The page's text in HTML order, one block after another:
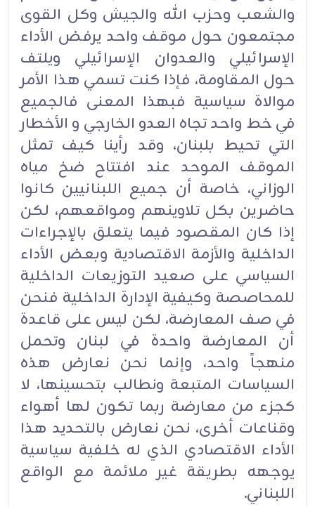
والشعب وحزب الله والجيش وكل القوى
مجتمعون حول موقف واحد يرفض الأداء
الإسرائيلي والعدوان الإسرائيلي ويلتف
حول المقاومة، فإذا كنت تسمي هذا الأمر
موالاة سياسية فبهذا المعنى فالجميع
في خط واحد تجاه العدو الخارجي و الأخطار
التي تحيط بلبنان، وقد رأينا كيف تمثل
الموقف الموحد عند افتتاح ضخ مياه
الوزاني، خاصة أن جميع اللبنانيين كانوا
حاضرين بكل تلاوينهم ومواقعهم، لكن
إذا كان المقصود فيما يتعلق بالإجراءات
الداخلية والأزمة الاقتصادية وبعض الأداء
السياسي على صعيد التوزيعات الداخلية
للمحاصصة وكيفية الإدارة الداخلية فنحن
في صف المعارضة، لكن ليس على قاعدة
أن المعارضة واحدة في لبنان وتحمل
منهجاً واحد، وإنما نحن نعارض هذه
السياسات المتبعة ونطالب بتحسينها، لا
كجزء من معارضة ربما تكون لها أهواء
وقناعات أخرى، نحن نعارض بالتحديد هذا
الأداء الاقتصادي الذي له خلفية سياسية
يوجهه بطريقة غير ملائمة مع الواقع
اللبناني.‏